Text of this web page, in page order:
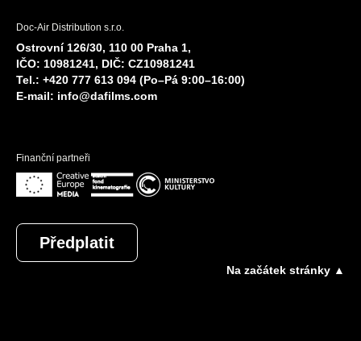
Doc-Air Distribution s.r.o.
Ostrovní 126/30, 110 00 Praha 1,
IČO: 10981241, DIČ: CZ10981241
Tel.: +420 777 613 094 (Po–Pá 9:00–16:00)
E-mail: info@dafilms.com
Finanční partneři
Předplatit
Na začátek stránky ▲